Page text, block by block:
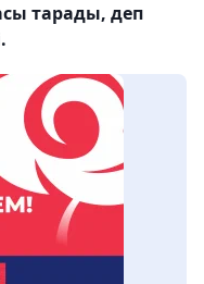
тарады, деп